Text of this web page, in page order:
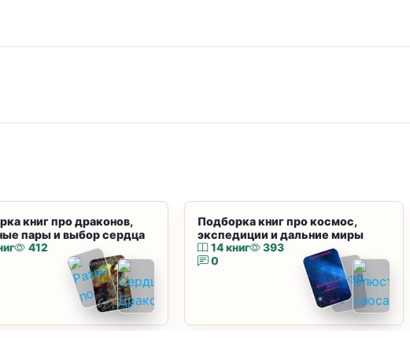
книг про драконов,
пары и выбор сердца
412
Подборка книг про космос,
экспедиции и дальние миры
14 книг
393
0